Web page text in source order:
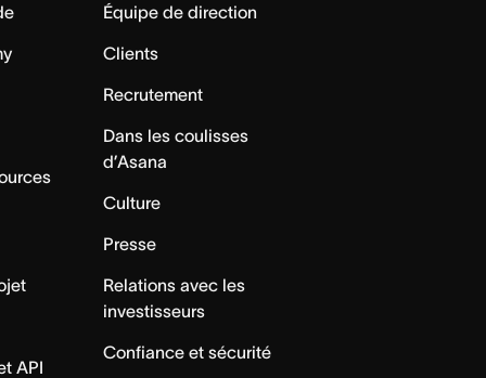
API
Équipe de direction
Clients
Recrutement
Dans les coulisses
d’Asana
Culture
Presse
Relations avec les
investisseurs
Confiance et sécurité